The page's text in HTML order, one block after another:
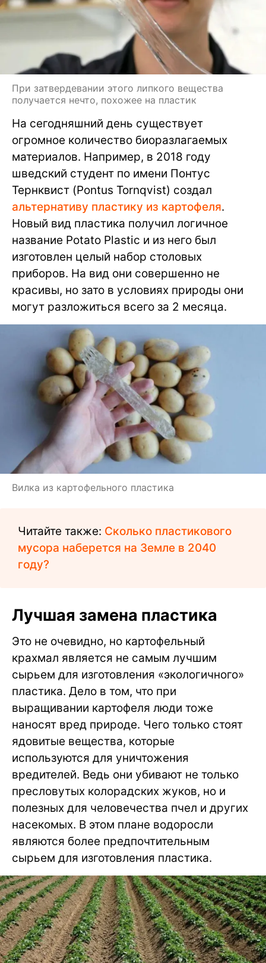
При затвердевании этого липкого вещества
получается нечто, похожее на пластик
На сегодняшний день существует
огромное количество биоразлагаемых
материалов. Например, в 2018 году
шведский студент по имени Понтус
Тернквист (Pontus Tornqvist) создал
альтернативу пластику из картофеля.
Новый вид пластика получил логичное
название Potato Plastic и из него был
изготовлен целый набор столовых
приборов. На вид они совершенно не
красивы, но зато в условиях природы они
могут разложиться всего за 2 месяца.
Вилка из картофельного пластика
Читайте также: Сколько пластикового
мусора наберется на Земле в 2040
году?
Лучшая замена пластика
Это не очевидно, но картофельный
крахмал является не самым лучшим
сырьем для изготовления «экологичного»
пластика. Дело в том, что при
выращивании картофеля люди тоже
наносят вред природе. Чего только стоят
ядовитые вещества, которые
используются для уничтожения
вредителей. Ведь они убивают не только
пресловутых колорадских жуков, но и
полезных для человечества пчел и других
насекомых. В этом плане водоросли
являются более предпочтительным
сырьем для изготовления пластика.